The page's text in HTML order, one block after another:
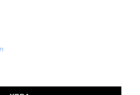
MASAK LEMAK